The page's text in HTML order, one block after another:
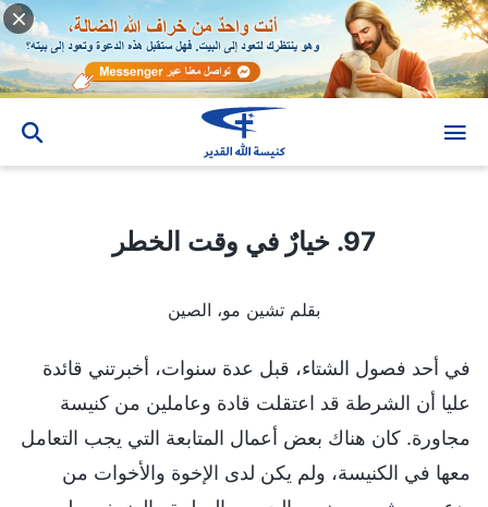
97. خيارٌ في وقت الخطر
بقلم تشين مو، الصين
في أحد فصول الشتاء، قبل عدة سنوات، أخبرتني قائدة
عليا أن الشرطة قد اعتقلت قادة وعاملين من كنيسة
مجاورة. كان هناك بعض أعمال المتابعة التي يجب التعامل
معها في الكنيسة، ولم يكن لدى الإخوة والأخوات من